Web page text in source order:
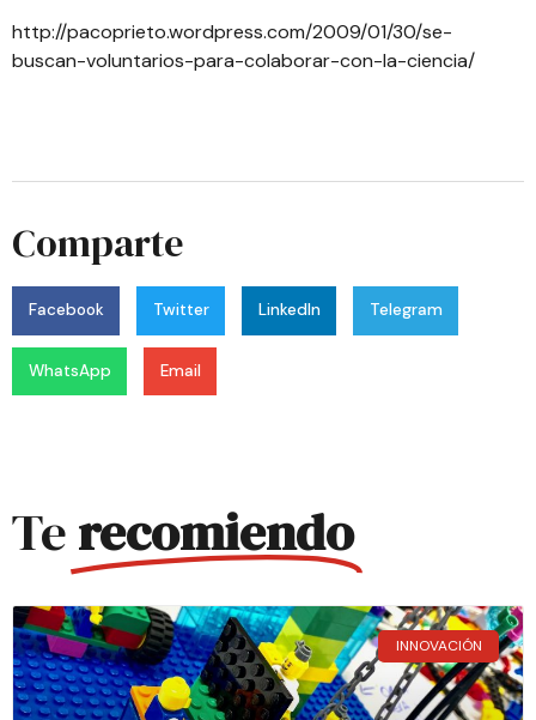
http://pacoprieto.wordpress.com/2009/01/30/se-
buscan-voluntarios-para-colaborar-con-la-ciencia/
Comparte
Facebook Twitter LinkedIn Telegram
WhatsApp Email
Terecomiendo
INNOVACIÓN